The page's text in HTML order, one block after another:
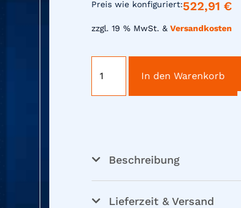
Preis wie konfiguriert:522,91 €
zzgl. 19 % MwSt. & Versandkosten
In den Warenkorb
Beschreibung
Lieferzeit & Versand